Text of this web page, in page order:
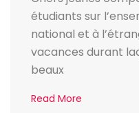
étudiants sur
national et à
vacances durant
beaux
Read More